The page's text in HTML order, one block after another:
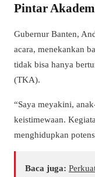
Pintar
Gubernur Banten,
acara, menekankan
tidak bisa hanya
(TKA).
“Saya meyakini,
keistimewaan.
menghidupkan
Baca juga: